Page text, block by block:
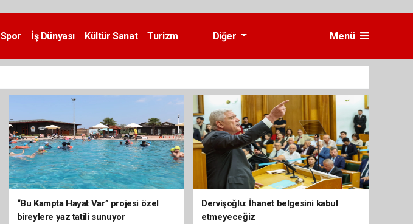
Spor İş Dünyası Kültür Sanat
Turizm
Diğer Menü
“Bu Kampta Hayat Var” projesi özel
bireylere yaz tatili sunuyor
Dervişoğlu: İhanet belgesini kabul
etmeyeceğiz